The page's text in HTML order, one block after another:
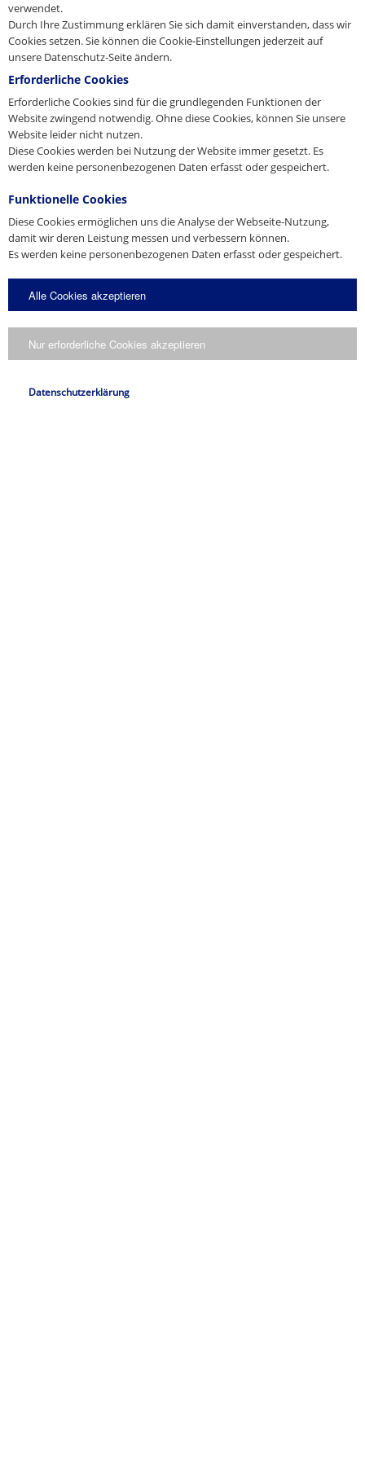
Pressekontakt
Sie sind Journalist, Medienvertreter oder Blogger und haben
Fragen zu unserem Unternehmen? Nehmen Sie Kontakt mit uns
E-Mail
presse@pfeifer.de
Presse-Anfrage
Name
E-Mail
Anfrage
verwendet.
Durch Ihre Zustimmung erklären Sie sich damit einverstanden, dass wir
Cookies setzen. Sie können die Cookie-Einstellungen jederzeit auf
unsere Datenschutz-Seite ändern.
Erforderliche Cookies
Erforderliche Cookies sind für die grundlegenden Funktionen der
Website zwingend notwendig. Ohne diese Cookies, können Sie unsere
Website leider nicht nutzen.
Diese Cookies werden bei Nutzung der Website immer gesetzt. Es
werden keine personenbezogenen Daten erfasst oder gespeichert.
Funktionelle Cookies
Diese Cookies ermöglichen uns die Analyse der Webseite-Nutzung,
damit wir deren Leistung messen und verbessern können.
Es werden keine personenbezogenen Daten erfasst oder gespeichert.
Alle Cookies akzeptieren
Nur erforderliche Cookies akzeptieren
Datenschutzerklärung